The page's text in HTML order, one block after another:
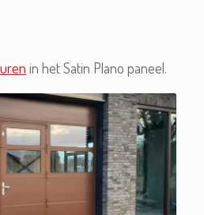
in het Satin Plano paneel.